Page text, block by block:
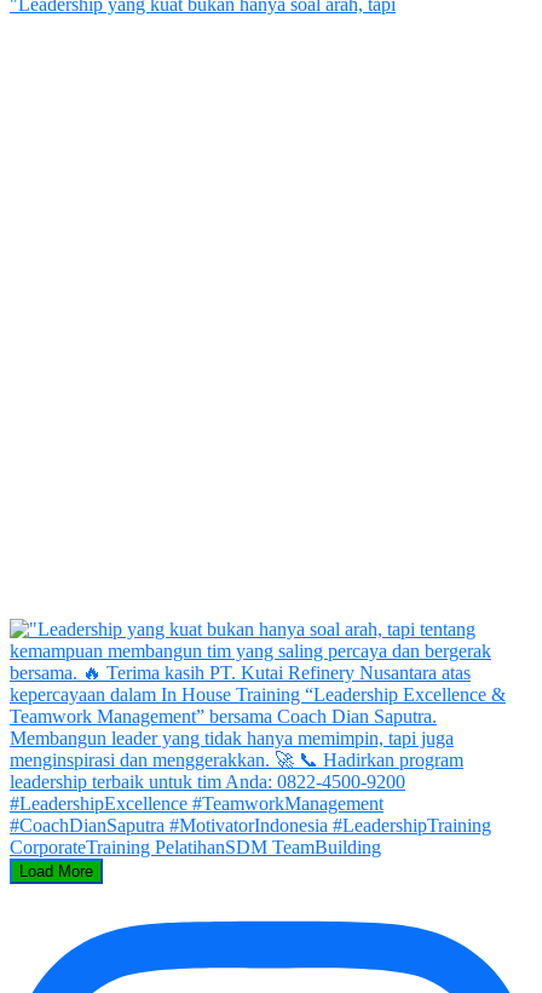
"Leadership yang kuat bukan hanya soal arah, tapi
Load More